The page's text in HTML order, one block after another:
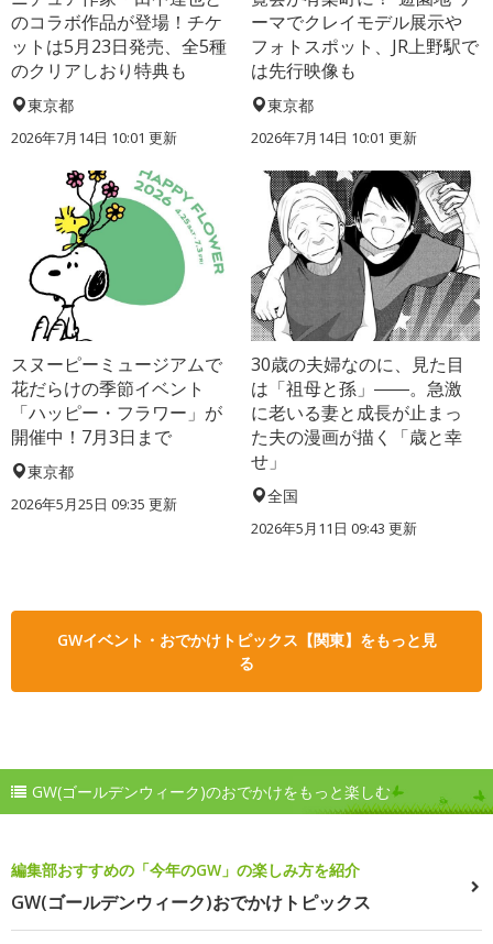
のコラボ作品が登場！チケ
ットは5月23日発売、全5種
のクリアしおり特典も
東京都
2026年7月14日 10:01 更新
ーマでクレイモデル展示や
フォトスポット、JR上野駅で
は先行映像も
東京都
2026年7月14日 10:01 更新
スヌーピーミュージアムで
花だらけの季節イベント
「ハッピー・フラワー」が
開催中！7月3日まで
東京都
2026年5月25日 09:35 更新
30歳の夫婦なのに、見た目
は「祖母と孫」――。急激
に老いる妻と成長が止まっ
た夫の漫画が描く「歳と幸
せ」
全国
2026年5月11日 09:43 更新
GWイベント・おでかけトピックス【関東】をもっと見
る
GW(ゴールデンウィーク)のおでかけをもっと楽しむ
編集部おすすめの「今年のGW」の楽しみ方を紹介
GW(ゴールデンウィーク)おでかけトピックス